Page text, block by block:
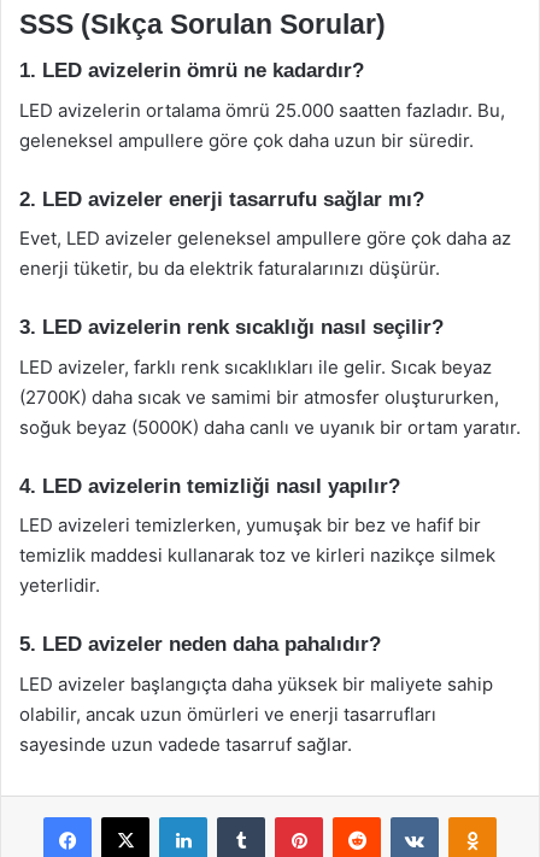
SSS (Sıkça Sorulan Sorular)
1. LED avizelerin ömrü ne kadardır?
LED avizelerin ortalama ömrü 25.000 saatten fazladır. Bu,
geleneksel ampullere göre çok daha uzun bir süredir.
2. LED avizeler enerji tasarrufu sağlar mı?
Evet, LED avizeler geleneksel ampullere göre çok daha az
enerji tüketir, bu da elektrik faturalarınızı düşürür.
3. LED avizelerin renk sıcaklığı nasıl seçilir?
LED avizeler, farklı renk sıcaklıkları ile gelir. Sıcak beyaz
(2700K) daha sıcak ve samimi bir atmosfer oluştururken,
soğuk beyaz (5000K) daha canlı ve uyanık bir ortam yaratır.
4. LED avizelerin temizliği nasıl yapılır?
LED avizeleri temizlerken, yumuşak bir bez ve hafif bir
temizlik maddesi kullanarak toz ve kirleri nazikçe silmek
yeterlidir.
5. LED avizeler neden daha pahalıdır?
LED avizeler başlangıçta daha yüksek bir maliyete sahip
olabilir, ancak uzun ömürleri ve enerji tasarrufları
sayesinde uzun vadede tasarruf sağlar.
Facebook
X LinkedInTumblr PinterestReddit VKontakte